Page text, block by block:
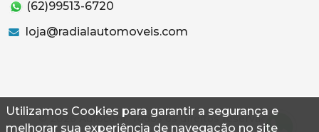
Utilizamos Cookies para garantir a segurança e
melhorar sua experiência de navegação no site
(62)99513-6720
loja@radialautomoveis.com
© 2026 Autoconf. Todos os direitos reservados.